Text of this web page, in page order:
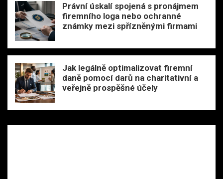
Právní úskalí spojená s pronájmem
firemního loga nebo ochranné
známky mezi spřízněnými firmami
Jak legálně optimalizovat firemní
daně pomocí darů na charitativní a
veřejně prospěšné účely